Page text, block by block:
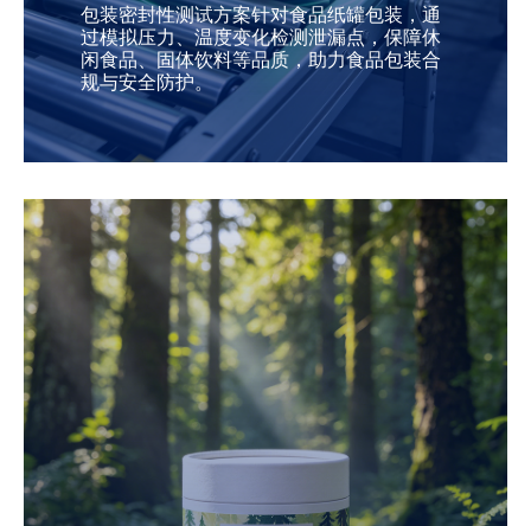
包装密封性测试方案针对食品纸罐包装，通
过模拟压力、温度变化检测泄漏点，保障休
闲食品、固体饮料等品质，助力食品包装合
规与安全防护。